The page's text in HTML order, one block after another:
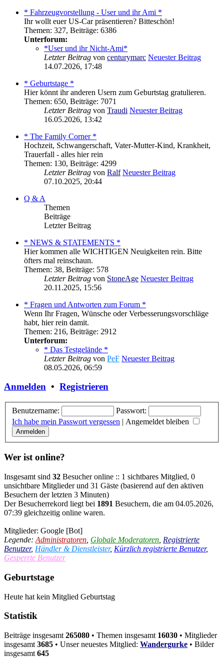
* Fahrzeugvorstellung - User und ihr Ami *
Ihr wollt euer US-Car präsentieren? Bitteschön!
Themen: 327, Beiträge: 6386
Unterforum:
*User und ihr Nicht-Ami*
Letzter Beitrag von centurymarc Neuester Beitrag
14.07.2026, 17:48
* Geburtstage *
Hier könnt ihr anderen Usern zum Geburtstag gratulieren.
Themen: 650, Beiträge: 7071
Letzter Beitrag von Traudi Neuester Beitrag
16.05.2026, 13:42
* The Family Corner *
Hochzeit, Schwangerschaft, Vater-Mutter-Kind, Krankheit,
Trauerfall - alles hier rein
Themen: 130, Beiträge: 4299
Letzter Beitrag von Ralf Neuester Beitrag
07.10.2025, 20:44
Q & A
Themen
Beiträge
Letzter Beitrag
* NEWS & STATEMENTS *
Hier kommen alle WICHTIGEN Neuigkeiten rein. Bitte
öfters mal reinschaun.
Themen: 38, Beiträge: 578
Letzter Beitrag von StoneAge Neuester Beitrag
20.11.2025, 15:56
* Fragen und Antworten zum Forum *
Wenn Ihr Fragen, Wünsche oder Verbesserungsvorschläge
habt, hier rein damit.
Themen: 216, Beiträge: 2912
Unterforum:
* Das Testgelände *
Letzter Beitrag von PeF Neuester Beitrag
08.05.2026, 06:59
Anmelden • Registrieren
Benutzername:
Passwort:
Ich habe mein Passwort vergessen | Angemeldet bleiben
Wer ist online?
Insgesamt sind 32 Besucher online :: 1 sichtbares Mitglied, 0
unsichtbare Mitglieder und 31 Gäste (basierend auf den aktiven
Besuchern der letzten 3 Minuten)
Der Besucherrekord liegt bei 1891 Besuchern, die am 04.05.2026,
07:39 gleichzeitig online waren.
Mitglieder: Google [Bot]
Legende: Administratoren Globale Moderatoren Registrierte
Benutzer, Händler & Dienstleister, Kürzlich registrierte Benutzer,
Gesperrte Benutzer
Geburtstage
Heute hat kein Mitglied Geburtstag
Statistik
Beiträge insgesamt 265080 • Themen insgesamt 16030 • Mitglieder
insgesamt 3685 • Unser neuestes Mitglied: Wandergurke • Bilder
insgesamt 645